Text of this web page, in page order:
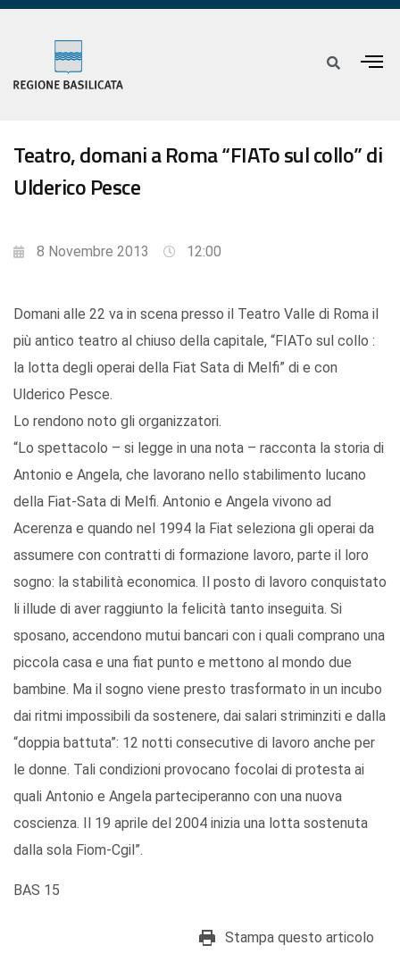
Teatro, domani a Roma “FIATo sul collo” di
Ulderico Pesce
8 Novembre 2013 12:00
Domani alle 22 va in scena presso il Teatro Valle di Roma il
più antico teatro al chiuso della capitale, “FIATo sul collo :
la lotta degli operai della Fiat Sata di Melfi” di e con
Ulderico Pesce.
Lo rendono noto gli organizzatori.
“Lo spettacolo – si legge in una nota – racconta la storia di
Antonio e Angela, che lavorano nello stabilimento lucano
della Fiat-Sata di Melfi. Antonio e Angela vivono ad
Acerenza e quando nel 1994 la Fiat seleziona gli operai da
assumere con contratti di formazione lavoro, parte il loro
sogno: la stabilità economica. Il posto di lavoro conquistato
li illude di aver raggiunto la felicità tanto inseguita. Si
sposano, accendono mutui bancari con i quali comprano una
piccola casa e una fiat punto e mettono al mondo due
bambine. Ma il sogno viene presto trasformato in un incubo
dai ritmi impossibili da sostenere, dai salari striminziti e dalla
“doppia battuta”: 12 notti consecutive di lavoro anche per
le donne. Tali condizioni provocano focolai di protesta ai
quali Antonio e Angela parteciperanno con una nuova
coscienza. Il 19 aprile del 2004 inizia una lotta sostenuta
dalla sola Fiom-Cgil”.
BAS 15
Stampa questo articolo